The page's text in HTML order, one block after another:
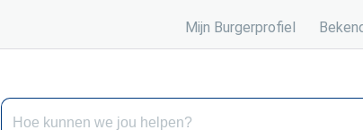
Mijn Burgerprofiel
Hoe kunnen we jou helpen?